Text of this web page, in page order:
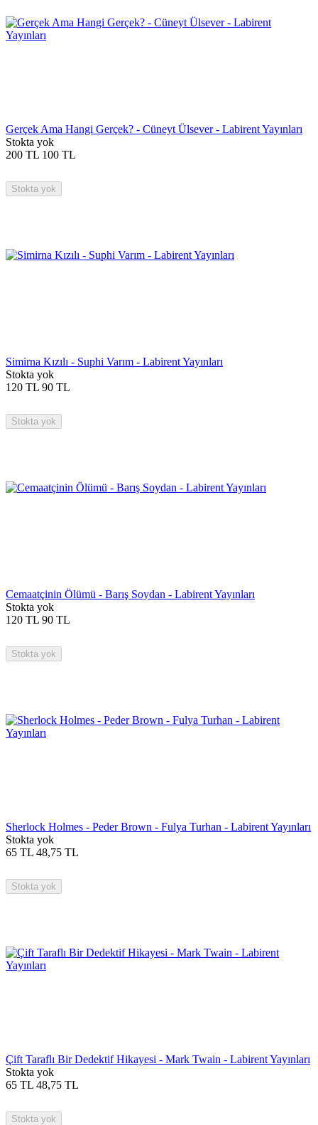
Gerçek Ama Hangi Gerçek? - Cüneyt Ülsever - Labirent Yayınları
Stokta yok
200 TL 100 TL
Stokta yok
Simirna Kızılı - Suphi Varım - Labirent Yayınları
Stokta yok
120 TL 90 TL
Stokta yok
Cemaatçinin Ölümü - Barış Soydan - Labirent Yayınları
Stokta yok
120 TL 90 TL
Stokta yok
Sherlock Holmes - Peder Brown - Fulya Turhan - Labirent Yayınları
Stokta yok
65 TL 48,75 TL
Stokta yok
Çift Taraflı Bir Dedektif Hikayesi - Mark Twain - Labirent Yayınları
Stokta yok
65 TL 48,75 TL
Stokta yok